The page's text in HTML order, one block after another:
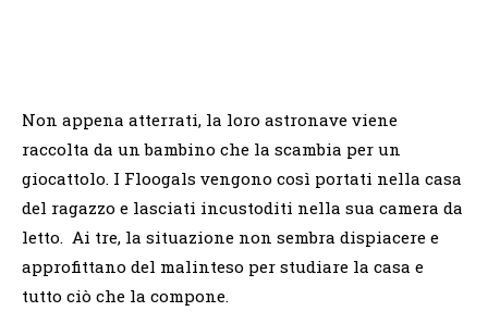
Non appena atterrati, la loro astronave viene
raccolta da un bambino che la scambia per un
giocattolo. I Floogals vengono così portati nella casa
del ragazzo e lasciati incustoditi nella sua camera da
letto. Ai tre, la situazione non sembra dispiacere e
approfittano del malinteso per studiare la casa e
tutto ciò che la compone.